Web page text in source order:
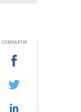
COMPARTIR